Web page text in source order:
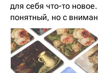
для себя что-то
понятный, но с